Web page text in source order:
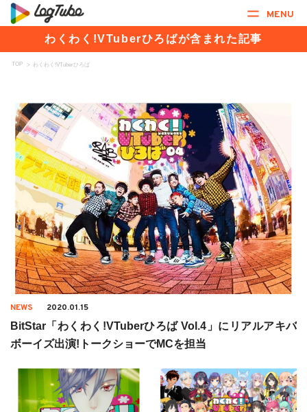
MENU
わくわく!VTuberひろばが含まれた記事
TOP > わくわく!VTuberひろば
NEWS 2020.01.15
BitStar「わくわく!VTuberひろば Vol.4」にリアルアキバ
ボーイズ出演!トークショーでMCを担当